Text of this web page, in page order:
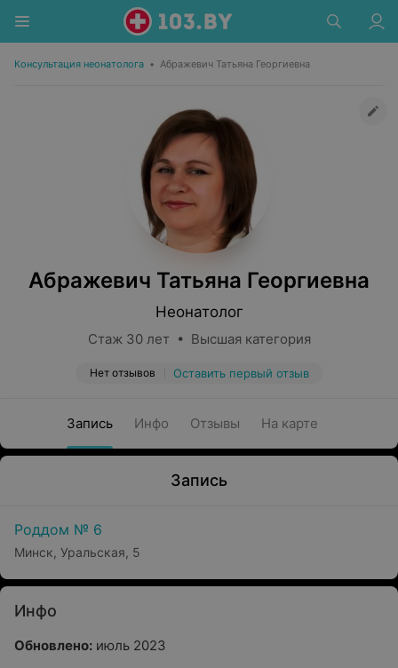
Консультация неонатолога • Абражевич Татьяна Георгиевна
Абражевич Татьяна Георгиевна
Неонатолог
Стаж 30 лет • Высшая категория
Нет отзывов Оставить первый отзыв
Запись Инфо Отзывы На карте
Запись
Роддом № 6
Минск, Уральская, 5
Инфо
Обновлено: июль 2023